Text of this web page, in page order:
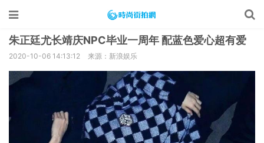
朱正廷尤长靖庆NPC毕业一周年 配蓝色爱心超有爱
2020-10-06 14:13:12 来源：新浪娱乐